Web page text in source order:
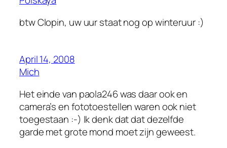
btw Clopin, uw uur staat nog op winteruur :)
April 14, 2008
Mich
Het einde van paola246 was daar ook en
camera’s en fototoestellen waren ook niet
toegestaan :-) Ik denk dat dat dezelfde
garde met grote mond moet zijn geweest.